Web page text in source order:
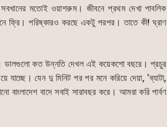
মতোই ওয়াশরুম। জীবনে প্রথম দেখা পাবলিক
ফ্রি। পরিষ্কারও করছে একটু পরপর। তাতে কী! ঘ্রাণ
ডালগুলো কত উন্নতি দেখল এই কয়েকশো বছরে। প্রচুর
যাচ্ছে। যেন দু মিনিট পর পর মনে করিয়ে দেয়া, ‘ব্যাটা,
বাদে সবাই সারাবছর করে। আমরা করি পার্বণ